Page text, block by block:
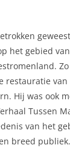
het gebied
restauratie van
Hij was ook
Tussen
van het
breed publiek.